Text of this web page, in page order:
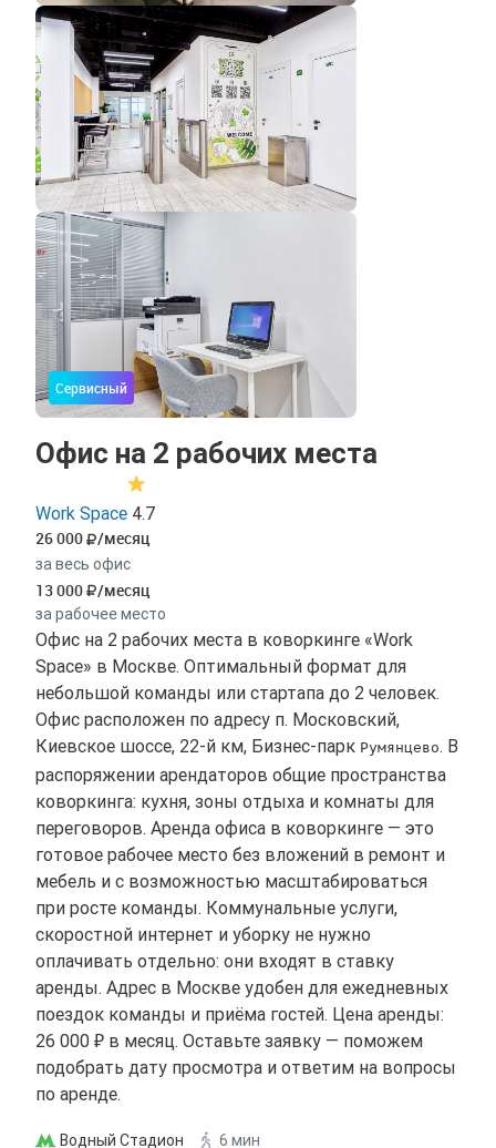
Сервисный
Офис на 2 рабочих места
Work Space 4.7
26 000 /месяц
за весь офис
13 000 /месяц
за рабочее место
Офис на 2 рабочих места в коворкинге «Work
Space» в Москве. Оптимальный формат для
небольшой команды или стартапа до 2 человек.
Офис расположен по адресу п. Московский,
Киевское шоссе, 22-й км, Бизнес-парк Румянцево. В
распоряжении арендаторов общие пространства
коворкинга: кухня, зоны отдыха и комнаты для
переговоров. Аренда офиса в коворкинге — это
готовое рабочее место без вложений в ремонт и
мебель и с возможностью масштабироваться
при росте команды. Коммунальные услуги,
скоростной интернет и уборку не нужно
оплачивать отдельно: они входят в ставку
аренды. Адрес в Москве удобен для ежедневных
поездок команды и приёма гостей. Цена аренды:
26 000 ₽ в месяц. Оставьте заявку — поможем
подобрать дату просмотра и ответим на вопросы
по аренде.
Водный Стадион
6 мин